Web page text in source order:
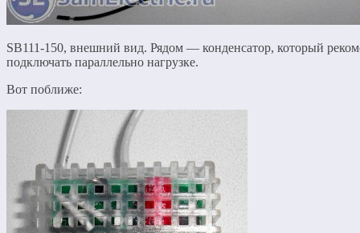
SB111-150, внешний вид. Рядом — конденсатор, который
подключать параллельно нагрузке.
Вот поближе: